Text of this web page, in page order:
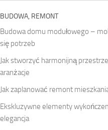
BUDOWA, REMONT
Budowa domu modułowego –
się potrzeb
Jak stworzyć harmonijną
aranżacje
Jak zaplanować remont
Ekskluzywne elementy
elegancja